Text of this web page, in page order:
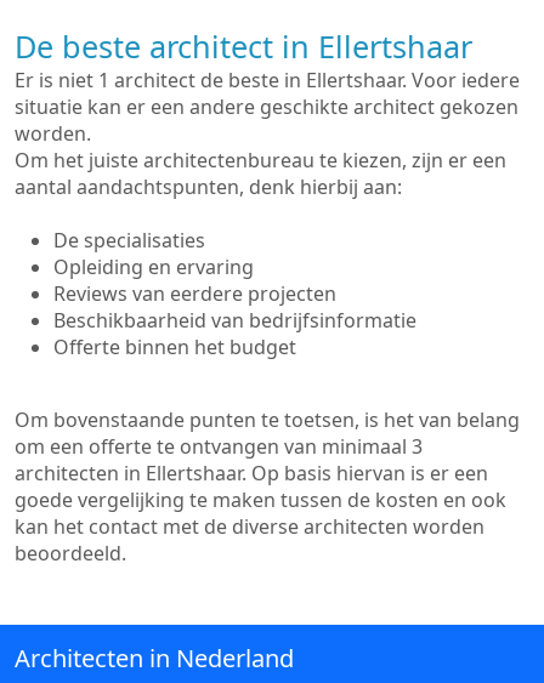
De beste architect in Ellertshaar
Er is niet 1 architect de beste in Ellertshaar. Voor iedere
situatie kan er een andere geschikte architect gekozen
worden.
Om het juiste architectenbureau te kiezen, zijn er een
aantal aandachtspunten, denk hierbij aan:
De specialisaties
Opleiding en ervaring
Reviews van eerdere projecten
Beschikbaarheid van bedrijfsinformatie
Offerte binnen het budget
Om bovenstaande punten te toetsen, is het van belang
om een offerte te ontvangen van minimaal 3
architecten in Ellertshaar. Op basis hiervan is er een
goede vergelijking te maken tussen de kosten en ook
kan het contact met de diverse architecten worden
beoordeeld.
Architecten in Nederland